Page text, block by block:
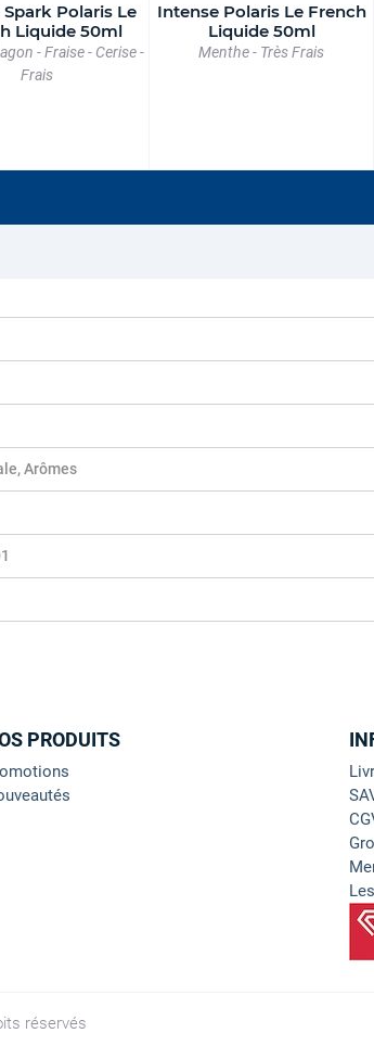
Polaris Le
Liquide 50ml
- Fraise - Cerise -
Frais
Intense Polaris Le French
Liquide 50ml
Menthe - Très Frais
Arômes
PRODUITS
réservés